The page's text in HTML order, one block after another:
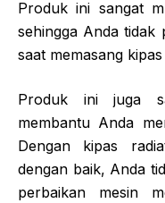
Produk ini sangat
sehingga Anda tidak
saat memasang
Produk ini juga
membantu Anda
Dengan kipas
dengan baik, Anda
perbaikan mesin